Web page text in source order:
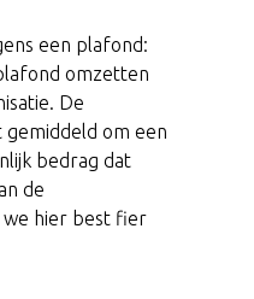
een plafond:
omzetten
De
om een
bedrag dat
de
we hier best fier